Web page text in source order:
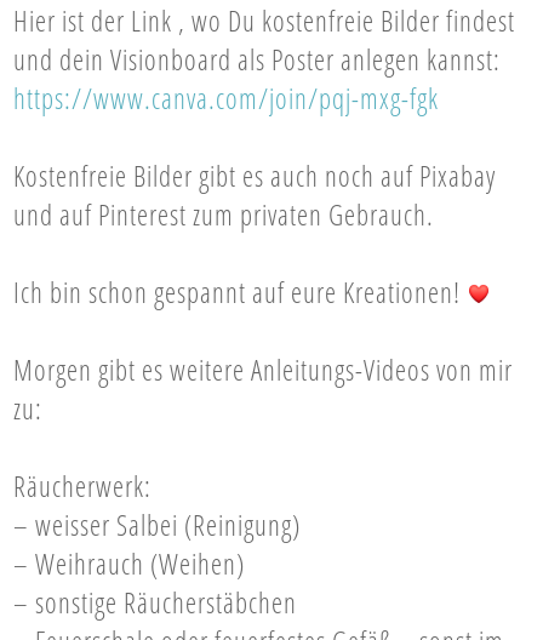
Hier ist der Link , wo Du kostenfreie Bilder findest
und dein Visionboard als Poster anlegen kannst:
https://www.canva.com/join/pqj-mxg-fgk
Kostenfreie Bilder gibt es auch noch auf Pixabay
und auf Pinterest zum privaten Gebrauch.
Ich bin schon gespannt auf eure Kreationen!
Morgen gibt es weitere Anleitungs-Videos von mir
zu:
Räucherwerk:
– weisser Salbei (Reinigung)
– Weihrauch (Weihen)
– sonstige Räucherstäbchen